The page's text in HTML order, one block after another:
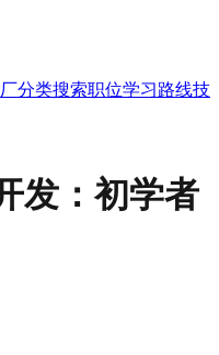
分类搜索职位学习路线技
发：初学者